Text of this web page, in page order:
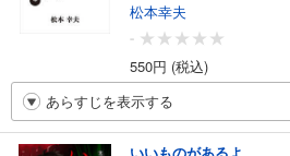
松本幸夫
-
550円 (税込)
あらすじを表示する